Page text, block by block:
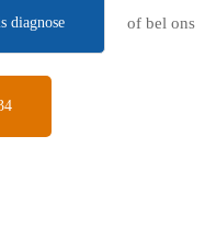
diagnose of bel ons